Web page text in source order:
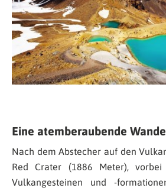
Eine atemberaubende
Nach dem Abstecher auf den
Red Crater (1886 Meter), vorbei
Vulkangesteinen und -